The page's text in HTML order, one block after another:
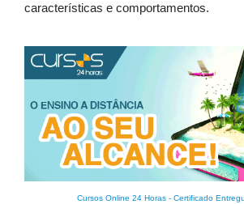
características e comportamentos.
Cursos Online 24 Horas - Certificado